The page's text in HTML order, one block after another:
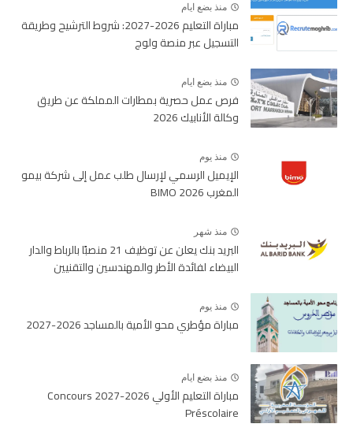
منذ بضع ايام
مباراة التعليم 2026-2027: شروط الترشيح وطريقة
التسجيل عبر منصة ولوج
منذ بضع ايام
فرص عمل حصرية بمطارات المملكة عن طريق
وكالة الأنابيك 2026
منذ يوم
الإيميل الرسمي لإرسال طلب عمل إلى شركة بيمو
المغرب BIMO 2026
منذ شهر
البريد بنك يعلن عن توظيف 21 منصبًا بالرباط والدار
البيضاء لفائدة الأطر والمهندسين والتقنيين
منذ يوم
مباراة مؤطري محو الأمية بالمساجد 2026-2027
منذ بضع ايام
مباراة التعليم الأولي 2026-2027 Concours
Préscolaire